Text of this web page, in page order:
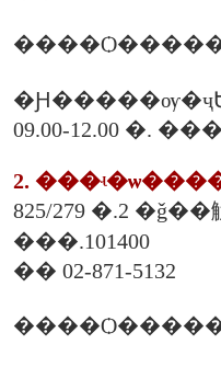
09.00-12.00 �.
2.
���.101400
�� 02-871-5132